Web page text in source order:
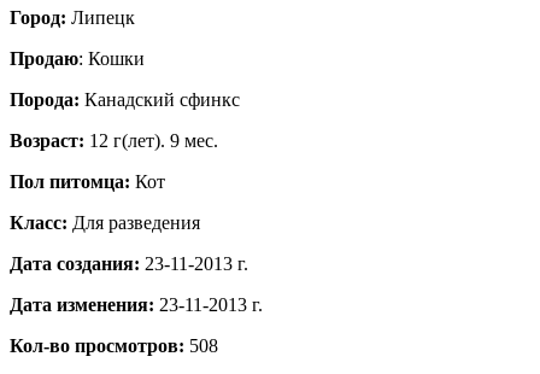
Город: Липецк
Продаю: Кошки
Порода: Канадский сфинкс
Возраст: 12 г(лет). 9 мес.
Пол питомца: Кот
Класс: Для разведения
Дата создания: 23-11-2013 г.
Дата изменения: 23-11-2013 г.
Кол-во просмотров: 508